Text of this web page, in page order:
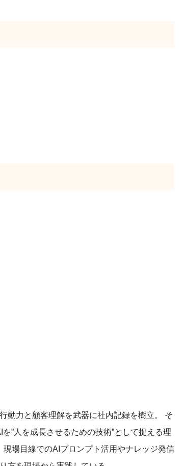
動力と顧客理解を武器に社内記録を樹立。 そ
”人を成長させるための技術”として捉える理
場目線でのAIプロンプト活用やナレッジ発信